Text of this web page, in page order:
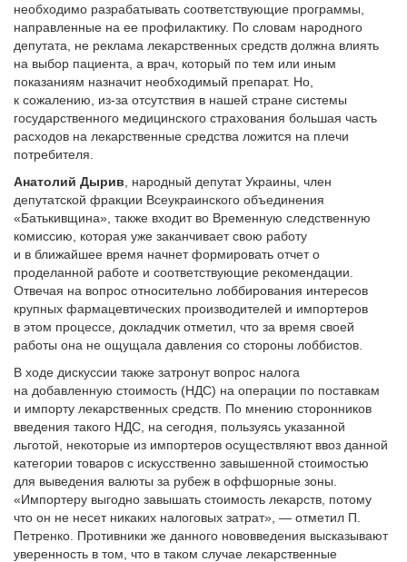
необходимо разрабатывать соответствующие программы,
направленные на ее профилактику. По словам народного
депутата, не реклама лекарственных средств должна влиять
на выбор пациента, а врач, который по тем или иным
показаниям назначит необходимый препарат. Но,
к сожалению, из-за отсутствия в нашей стране системы
государственного медицинского страхования большая часть
расходов на лекарственные средства ложится на плечи
потребителя.
Анатолий Дырив , народный депутат Украины, член
депутатской фракции Всеукраинского объединения
«Батькивщина», также входит во Временную следственную
комиссию, которая уже заканчивает свою работу
и в ближайшее время начнет формировать отчет о
проделанной работе и соответствующие рекомендации.
Отвечая на вопрос относительно лоббирования интересов
крупных фармацевтических производителей и импортеров
в этом процессе, докладчик отметил, что за время своей
работы она не ощущала давления со стороны лоббистов.
В ходе дискуссии также затронут вопрос налога
на добавленную стоимость (НДС) на операции по поставкам
и импорту лекарственных средств. По мнению сторонников
введения такого НДС, на сегодня, пользуясь указанной
льготой, некоторые из импортеров осуществляют ввоз данной
категории товаров с искусственно завышенной стоимостью
для выведения валюты за рубеж в оффшорные зоны.
«Импортеру выгодно завышать стоимость лекарств, потому
что он не несет никаких налоговых затрат», — отметил П.
Петренко. Противники же данного нововведения высказывают
уверенность в том, что в таком случае лекарственные